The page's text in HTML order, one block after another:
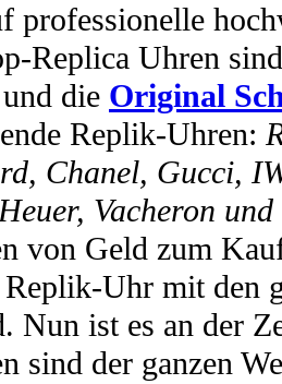
professionelle
Replica Uhren
und die Original
Replik-Uhren:
Chanel, Gucci,
Vacheron
von Geld zum
Uhr mit den
Nun ist es an der
sind der ganzen